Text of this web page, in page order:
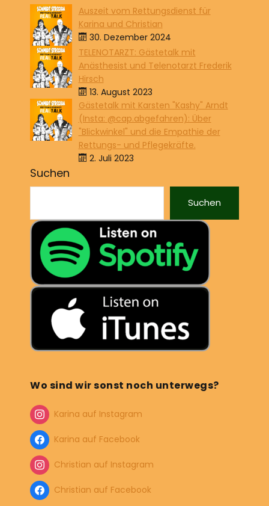
Auszeit vom Rettungsdienst für
Karina und Christian
30. Dezember 2024
TELENOTARZT: Gästetalk mit
Anästhesist und Telenotarzt Frederik
Hirsch
13. August 2023
Gästetalk mit Karsten "Kashy" Arndt
(Insta: @cap.abgefahren): Über
"Blickwinkel" und die Empathie der
Rettungs- und Pflegekräfte.
2. Juli 2023
Suchen
Suchen
Wo sind wir sonst noch unterwegs?
Karina auf Instagram
Karina auf Facebook
Christian auf Instagram
Christian auf Facebook